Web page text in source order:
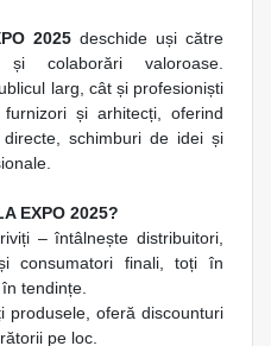
2025 deschide uși către
colaborări valoroase.
larg, cât și profesioniști
și arhitecți, oferind
schimburi de idei și
EXPO 2025?
– întâlnește distribuitori,
consumatori finali, toți în
tendințe.
produsele, oferă discounturi
pe loc.